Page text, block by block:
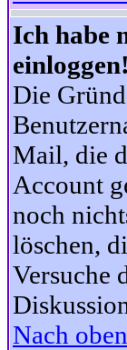
Ich habe
einloggen!
Die
Mail, die
Account
noch
löschen,
Versuche
Nach oben